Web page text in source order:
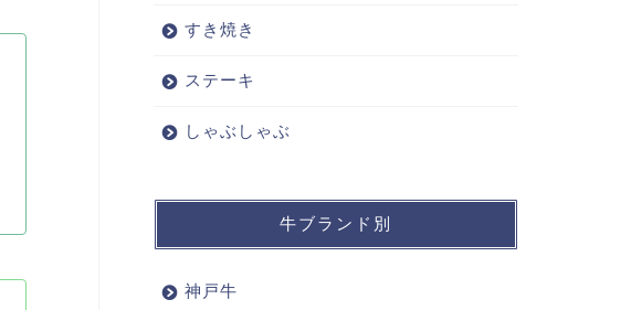
すき焼き
ステーキ
しゃぶしゃぶ
牛ブランド別
神戸牛